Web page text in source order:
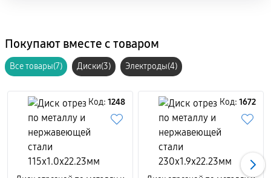
При выполнении строительства и ремонтных работ
профильные трубы могут быть использованы в
различных видах конструкций:
Для создания металлических каркасов высотных
опор, башенных кранов, временных виадуков и
других, более мелких каркасов, наподобие
оконных ставен и гаражных ворот;
Для сооружения лесов, сооруженных из
профильного проката. Они имеют небольшой
Покупают вместе с товаром
Все товары(7) Диски(3) Электроды(4)
Код: 1248 Код: 1672